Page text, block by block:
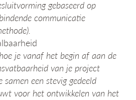
gebaseerd op
communicatie
je vanaf het begin af aan de
van je project
samen een stevig gedeeld
voor het ontwikkelen van het